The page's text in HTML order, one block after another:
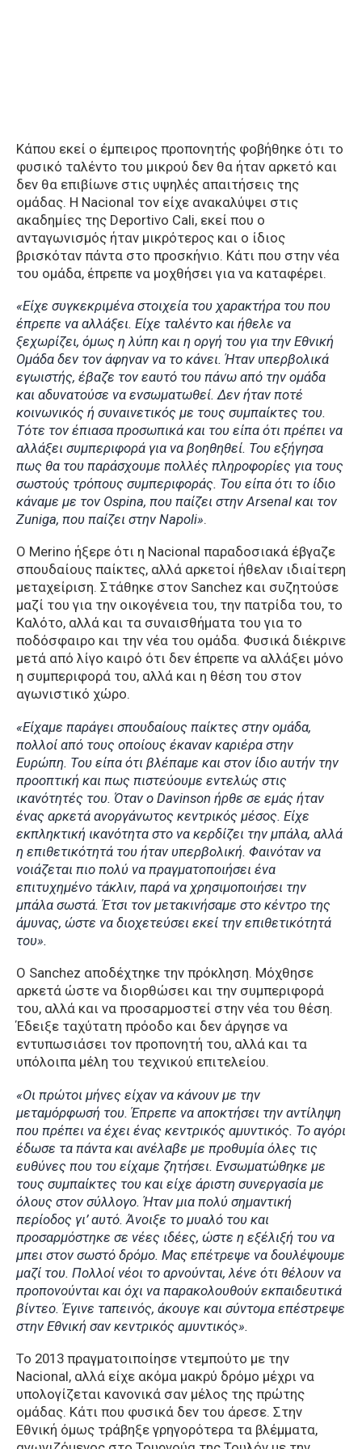
Κάπου εκεί ο έμπειρος προπονητής φοβήθηκε ότι το
φυσικό ταλέντο του μικρού δεν θα ήταν αρκετό και
δεν θα επιβίωνε στις υψηλές απαιτήσεις της
ομάδας. Η Nacional τον είχε ανακαλύψει στις
ακαδημίες της Deportivo Cali, εκεί που ο
ανταγωνισμός ήταν μικρότερος και ο ίδιος
βρισκόταν πάντα στο προσκήνιο. Κάτι που στην νέα
του ομάδα, έπρεπε να μοχθήσει για να καταφέρει.
«Είχε συγκεκριμένα στοιχεία του χαρακτήρα του που
έπρεπε να αλλάξει. Είχε ταλέντο και ήθελε να
ξεχωρίζει, όμως η λύπη και η οργή του για την Εθνική
Ομάδα δεν τον άφηναν να το κάνει. Ήταν υπερβολικά
εγωιστής, έβαζε τον εαυτό του πάνω από την ομάδα
και αδυνατούσε να ενσωματωθεί. Δεν ήταν ποτέ
κοινωνικός ή συναινετικός με τους συμπαίκτες του.
Τότε τον έπιασα προσωπικά και του είπα ότι πρέπει να
αλλάξει συμπεριφορά για να βοηθηθεί. Του εξήγησα
πως θα του παράσχουμε πολλές πληροφορίες για τους
σωστούς τρόπους συμπεριφοράς. Του είπα ότι το ίδιο
κάναμε με τον Ospina, που παίζει στην Arsenal και τον
Zuniga, που παίζει στην Napoli».
Ο Merino ήξερε ότι η Nacional παραδοσιακά έβγαζε
σπουδαίους παίκτες, αλλά αρκετοί ήθελαν ιδιαίτερη
μεταχείριση. Στάθηκε στον Sanchez και συζητούσε
μαζί του για την οικογένεια του, την πατρίδα του, το
Καλότο, αλλά και τα συναισθήματα του για το
ποδόσφαιρο και την νέα του ομάδα. Φυσικά διέκρινε
μετά από λίγο καιρό ότι δεν έπρεπε να αλλάξει μόνο
η συμπεριφορά του, αλλά και η θέση του στον
αγωνιστικό χώρο.
«Είχαμε παράγει σπουδαίους παίκτες στην ομάδα,
πολλοί από τους οποίους έκαναν καριέρα στην
Ευρώπη. Του είπα ότι βλέπαμε και στον ίδιο αυτήν την
προοπτική και πως πιστεύουμε εντελώς στις
ικανότητές του. Όταν ο Davinson ήρθε σε εμάς ήταν
ένας αρκετά ανοργάνωτος κεντρικός μέσος. Είχε
εκπληκτική ικανότητα στο να κερδίζει την μπάλα, αλλά
η επιθετικότητά του ήταν υπερβολική. Φαινόταν να
νοιάζεται πιο πολύ να πραγματοποιήσει ένα
επιτυχημένο τάκλιν, παρά να χρησιμοποιήσει την
μπάλα σωστά. Έτσι τον μετακινήσαμε στο κέντρο της
άμυνας, ώστε να διοχετεύσει εκεί την επιθετικότητά
του».
Ο Sanchez αποδέχτηκε την πρόκληση. Μόχθησε
αρκετά ώστε να διορθώσει και την συμπεριφορά
του, αλλά και να προσαρμοστεί στην νέα του θέση.
Έδειξε ταχύτατη πρόοδο και δεν άργησε να
εντυπωσιάσει τον προπονητή του, αλλά και τα
υπόλοιπα μέλη του τεχνικού επιτελείου.
«Οι πρώτοι μήνες είχαν να κάνουν με την
μεταμόρφωσή του. Έπρεπε να αποκτήσει την αντίληψη
που πρέπει να έχει ένας κεντρικός αμυντικός. Το αγόρι
έδωσε τα πάντα και ανέλαβε με προθυμία όλες τις
ευθύνες που του είχαμε ζητήσει. Ενσωματώθηκε με
τους συμπαίκτες του και είχε άριστη συνεργασία με
όλους στον σύλλογο. Ήταν μια πολύ σημαντική
περίοδος γι’ αυτό. Άνοιξε το μυαλό του και
προσαρμόστηκε σε νέες ιδέες, ώστε η εξέλιξή του να
μπει στον σωστό δρόμο. Μας επέτρεψε να δουλέψουμε
μαζί του. Πολλοί νέοι το αρνούνται, λένε ότι θέλουν να
προπονούνται και όχι να παρακολουθούν εκπαιδευτικά
βίντεο. Έγινε ταπεινός, άκουγε και σύντομα επέστρεψε
στην Εθνική σαν κεντρικός αμυντικός».
Το 2013 πραγματοιποίησε ντεμπούτο με την
Nacional, αλλά είχε ακόμα μακρύ δρόμο μέχρι να
υπολογίζεται κανονικά σαν μέλος της πρώτης
ομάδας. Κάτι που φυσικά δεν του άρεσε. Στην
Εθνική όμως τράβηξε γρηγορότερα τα βλέμματα,